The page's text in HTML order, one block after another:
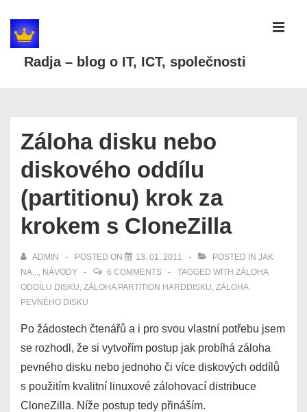
Skip
Radja – blog o IT, ICT, společnosti
Záloha disku nebo
diskového oddílu
(partitionu) krok za
krokem s CloneZilla
ADMIN POSTED ON 13. 01. 2011 POSTED IN JAK
NA..., NÁVODY 6 COMMENTS TAGGED WITH ZÁLOHA
ODDÍLU DISKU, ZÁLOHA PARTITION HARDDISKU, ZÁLOHA
PEVNÉHO DISKU
Po žádostech čtenářů a i pro svou vlastní potřebu jsem
se rozhodl, že si vytvořím postup jak probíhá záloha
pevného disku nebo jednoho či více diskových oddílů
s použitím kvalitní linuxové zálohovací distribuce
CloneZilla. Níže postup tedy přináším.